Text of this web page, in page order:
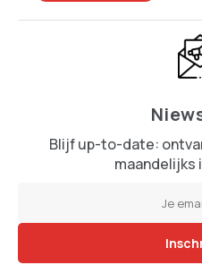
Blijf up-to-date:
maandelijks